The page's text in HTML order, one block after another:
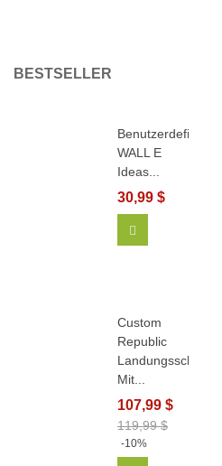
BESTSELLER
Benutzerdefiniertes
WALL E
Ideas...
30,99 $
Custom
Republic
Landungsschiff
Mit...
107,99 $
119,99 $
-10%